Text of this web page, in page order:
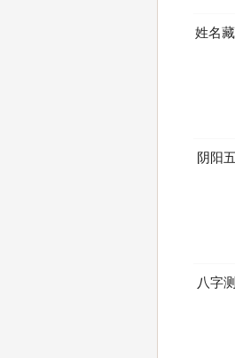
姓名
阴阳
八字